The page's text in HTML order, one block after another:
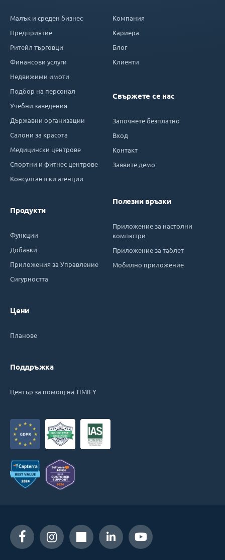
Малък и среден бизнес
Предприятие
Ритейл търговци
Финансови услуги
Недвижими имоти
Подбор на персонал
Учебни заведения
Държавни организации
Салони за красота
Медицински центрове
Спортни и фитнес центрове
Консултантски агенции
Продукти
Функции
Добавки
Приложения за Управление
Сигурността
Цени
Планове
Поддръжка
Център за помощ на TIMIFY
Компания
Кариера
Блог
Клиенти
Свържете се нас
Започнете безплатно
Вход
Контакт
Заявите демо
Полезни връзки
Приложение за настолни
компютри
Приложение за таблет
Мобилно приложение